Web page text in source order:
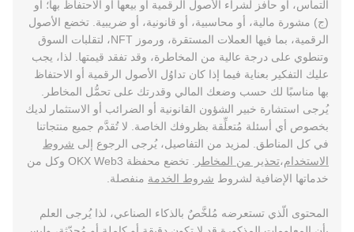
التماس، أو حافز لشراء الأصول الرقمية أو بيعها أو الاحتفاظ بها؛ أو
(ج) مشورة مالية، أو محاسبية، أو قانونية، أو ضريبية. تخضع الأصول
الرقمية، بما فيها العملات المستقرة، ورموز NFT، لتقلبات السوق
وتنطوي على درجة عالية من المخاطرة، وقد تفقد قيمتها. لذا، يجب
عليك التفكير بعناية فيما إذا كان تداوُل الأصول الرقمية أو الاحتفاظ
بها مناسبًا لك حسب وضعك المالي وقدرتك على تحمُّل المخاطر.
يُرجى استشارة خبير الشؤون القانونية أو الضرائب أو الاستثمار لديك
بخصوص أي أسئلة مُتعلِّقة بظروفك الخاصة. لا تُقدَّم جميع منتجاتنا
في كل المناطق. لمزيد من التفاصيل، يُرجى الرجوع إلى شروط
الاستخدام،تحذير من المخاطر
. تخضع محفظة OKX Web3 وكل من
خدماتها الإضافية لشروط شروط الخدمة منفصلة.
المحتوى الّذي تستعرضه مُلخَّصٌ بالذكاء الصناعي، لذا يُرجى العلم